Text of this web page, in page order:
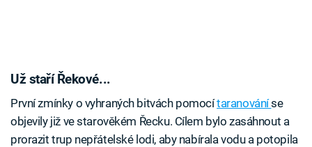
Už staří Řekové...
První zmínky o vyhraných bitvách pomocítaranováníse
objevily již ve starověkém Řecku. Cílem bylo zasáhnout a
prorazit trup nepřátelské lodi, aby nabírala vodu a potopila